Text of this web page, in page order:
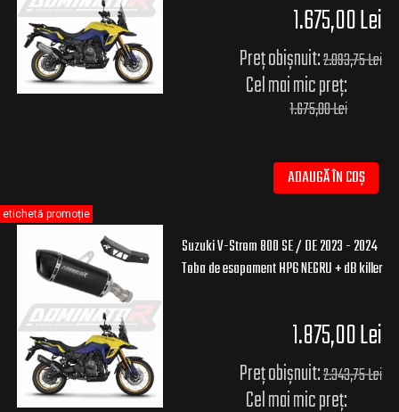
1.675,00 Lei
Preț obișnuit:2.093,75 Lei
Cel mai mic preț:
1.675,00 Lei
ADAUGĂ ÎN COȘ
Suzuki V-Strom 800 SE / DE 2023 - 2024
Toba de esapament HP6 NEGRU + dB killer
1.875,00 Lei
Preț obișnuit:2.343,75 Lei
Cel mai mic preț:
etichetă promoție